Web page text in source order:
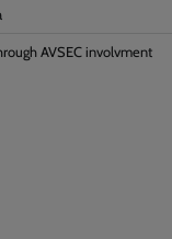
AVSEC involvment